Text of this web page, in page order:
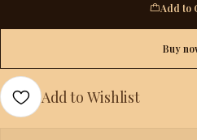
Add to
Buy
Add to Wishlist